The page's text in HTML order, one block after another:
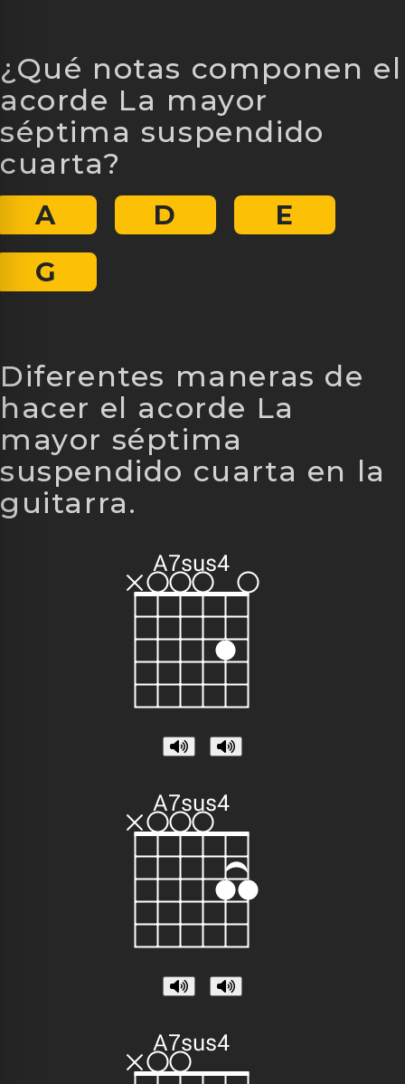
¿Qué notas componen el
acorde La mayor
séptima suspendido
cuarta?
A D
E
G
Diferentes maneras de
hacer el acorde La
mayor séptima
suspendido cuarta en la
guitarra.